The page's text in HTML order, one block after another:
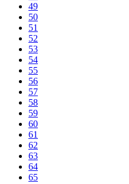
49
50
51
52
53
54
55
56
57
58
59
60
61
62
63
64
65